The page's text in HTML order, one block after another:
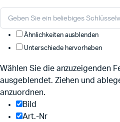
Ähnlichkeiten ausblenden
Unterschiede hervorheben
Wählen Sie die anzuzeigenden
ausgeblendet. Ziehen und
anzuordnen.
Bild
Art.-Nr